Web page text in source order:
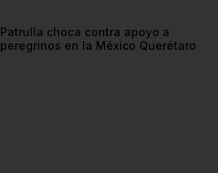
Patrulla choca contra apoyo a
peregrinos en la México Querétaro